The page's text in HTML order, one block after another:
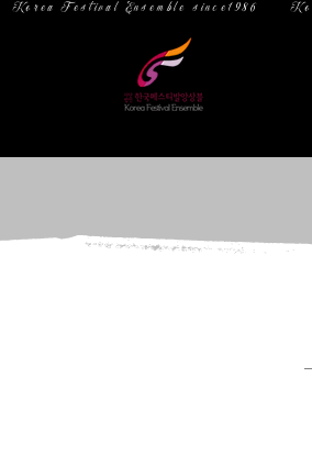
  Korea Festival Ensemble since1986